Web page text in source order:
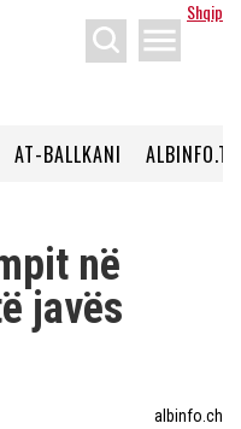
Shqip
menu
AT-BALLKANI ALBINFO.TV
në
javës
albinfo.ch